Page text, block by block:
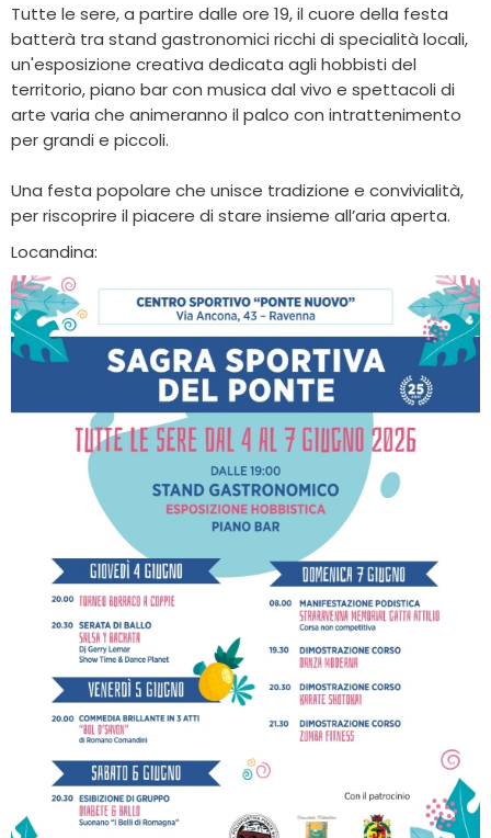
Tutte le sere, a partire dalle ore 19, il cuore della festa
batterà tra stand gastronomici ricchi di specialità locali,
un'esposizione creativa dedicata agli hobbisti del
territorio, piano bar con musica dal vivo e spettacoli di
arte varia che animeranno il palco con intrattenimento
per grandi e piccoli.
Una festa popolare che unisce tradizione e convivialità,
per riscoprire il piacere di stare insieme all’aria aperta.
Locandina: